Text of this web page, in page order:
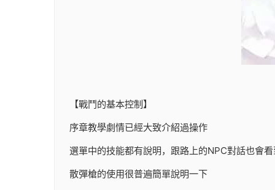
【戰鬥的基本控制】
序章教學劇情已經大致介紹過操作
選單中的技能都有說明，跟路上的NPC對話也會
散彈槍的使用很普遍簡單說明一下